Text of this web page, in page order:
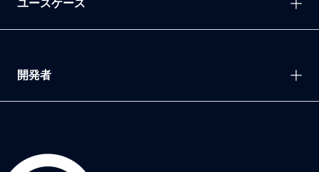
ユースケース
開発者